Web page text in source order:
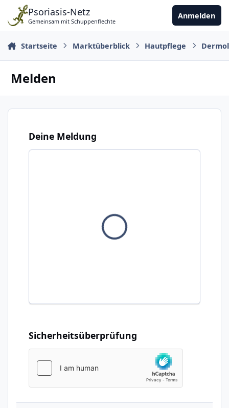
Zu Inhalt springen
Psoriasis-Netz
Gemeinsam mit Schuppenflechte
Anmelden
Startseite Marktüberblick Hautpflege
Melden
Deine Meldung
Sicherheitsüberprüfung